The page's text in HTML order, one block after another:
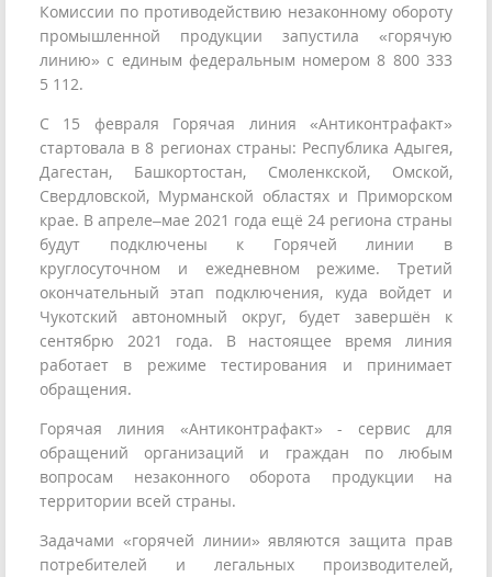
Комиссии по противодействию незаконному обороту
промышленной продукции запустила «горячую
линию» с единым федеральным номером 8 800 333
5 112.
С 15 февраля Горячая линия «Антиконтрафакт»
стартовала в 8 регионах страны: Республика Адыгея,
Дагестан, Башкортостан, Смоленкской, Омской,
Свердловской, Мурманской областях и Приморском
крае. В апреле–мае 2021 года ещё 24 региона страны
будут подключены к Горячей линии в
круглосуточном и ежедневном режиме. Третий
окончательный этап подключения, куда войдет и
Чукотский автономный округ, будет завершён к
сентябрю 2021 года. В настоящее время линия
работает в режиме тестирования и принимает
обращения.
Горячая линия «Антиконтрафакт» - сервис для
обращений организаций и граждан по любым
вопросам незаконного оборота продукции на
территории всей страны.
Задачами «горячей линии» являются защита прав
потребителей и легальных производителей,